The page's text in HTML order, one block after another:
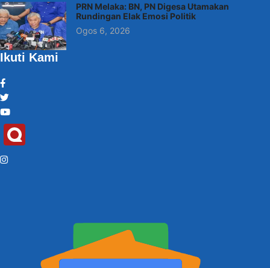
PRN Melaka: BN, PN Digesa Utamakan
Rundingan Elak Emosi Politik
Ogos 6, 2026
Ikuti Kami